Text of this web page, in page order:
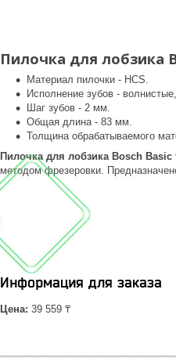
Пилочка для лобзика
Материал пилочки - HCS.
Исполнение зубов -
Шаг зубов - 2 мм.
Общая длина - 83 мм.
Толщина обрабатываемого
Пилочка для лобзика Bosch Basic
методом фрезеровки.
Информация для заказа
Цена: 39 559 ₸